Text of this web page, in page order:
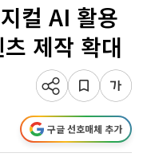
컬 AI 활용
제작 확대
구글 선호매체 추가